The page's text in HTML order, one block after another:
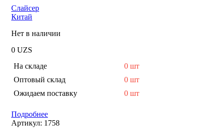
Слайсер
Китай
Нет в наличии
0 UZS
На складе
0 шт
Оптовый склад
0 шт
Ожидаем поставку
0 шт
Подробнее
Артикул: 1758